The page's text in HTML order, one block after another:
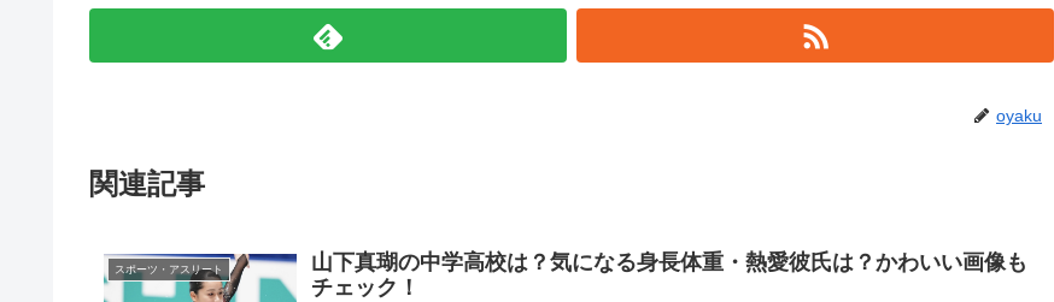
oyaku
関連記事
スポーツ・アスリート
山下真瑚の中学高校は？気になる身長体重・熱愛彼氏は？かわいい画像も
チェック！